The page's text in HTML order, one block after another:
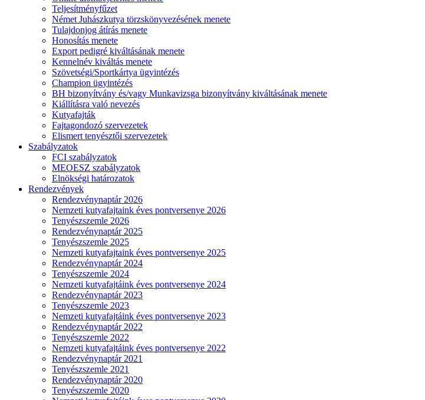
Teljesítményfűzet
Német Juhászkutya törzskönyvezésének menete
Tulajdonjog átírás menete
Honosítás menete
Export pedigré kiváltásának menete
Kennelnév kiváltás menete
Szövetségi/Sportkártya ügyintézés
Champion ügyintézés
BH bizonyítvány és/vagy Munkavizsga bizonyítvány kiváltásának menete
Kiállításra való nevezés
Kutyafajták
Fajtagondozó szervezetek
Elismert tenyésztői szervezetek
Szabályzatok
FCI szabályzatok
MEOESZ szabályzatok
Elnökségi határozatok
Rendezvények
Rendezvénynaptár 2026
Nemzeti kutyafajtaink éves pontversenye 2026
Tenyészszemle 2026
Rendezvénynaptár 2025
Tenyészszemle 2025
Nemzeti kutyafajtaink éves pontversenye 2025
Rendezvénynaptár 2024
Tenyészszemle 2024
Nemzeti kutyafajtáink éves pontversenye 2024
Rendezvénynaptár 2023
Tenyészszemle 2023
Nemzeti kutyafajtáink éves pontversenye 2023
Rendezvénynaptár 2022
Tenyészszemle 2022
Nemzeti kutyafajtáink éves pontversenye 2022
Rendezvénynaptár 2021
Tenyészszemle 2021
Rendezvénynaptár 2020
Tenyészszemle 2020